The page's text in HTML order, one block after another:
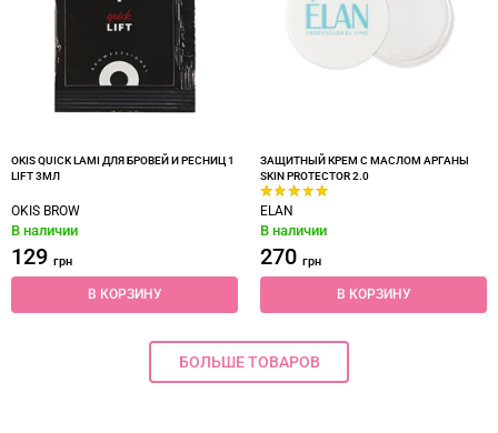
OKIS QUICK LAMI ДЛЯ БРОВЕЙ И РЕСНИЦ 1
LIFT 3МЛ
OKIS BROW
В наличии
129 грн
В КОРЗИНУ
ЗАЩИТНЫЙ КРЕМ С МАСЛОМ АРГАНЫ
SKIN PROTECTOR 2.0
ELAN
В наличии
270 грн
В КОРЗИНУ
БОЛЬШЕ ТОВАРОВ